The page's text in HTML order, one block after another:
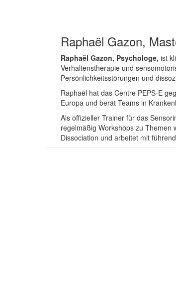
Raphaël Gazon,
Raphaël Gazon, Psychologe, ist
Verhaltenstherapie und
Persönlichkeitsstörungen und
Raphaël hat das Centre PEPS-E
Europa und berät Teams in
Als offizieller Trainer für das
regelmäßig Workshops zu Themen
Dissociation und arbeitet mit